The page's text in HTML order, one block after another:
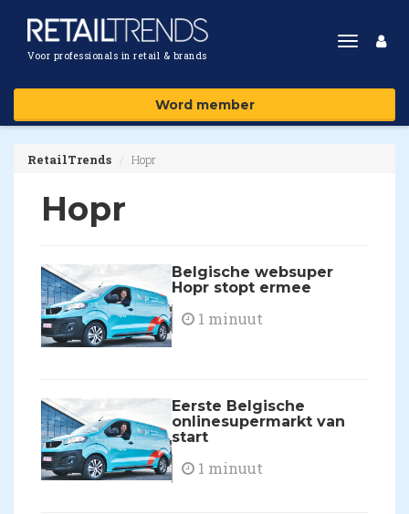
Voor professionals in retail & brands
Toggle
Word member
RetailTrends Hopr
Hopr
Belgische websuper
Hopr stopt ermee
1 minuut
Eerste Belgische
onlinesupermarkt van
start
1 minuut